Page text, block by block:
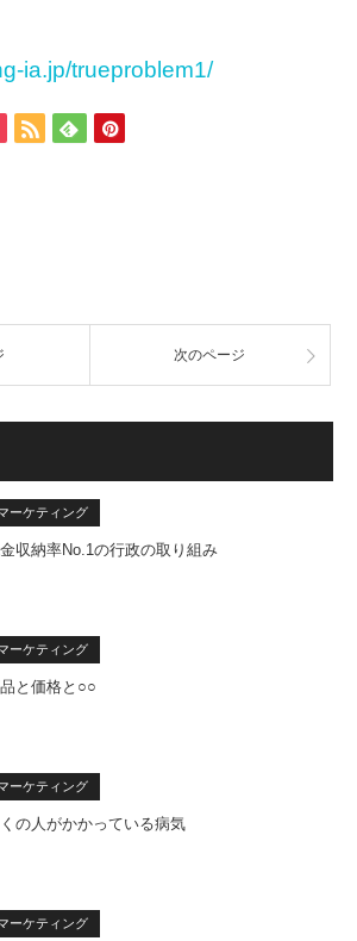
ia.jp/trueproblem1/
次のページ
ーケティング
収納率No.1の行政の取り組み
ーケティング
と価格と○○
ーケティング
の人がかかっている病気
ーケティング